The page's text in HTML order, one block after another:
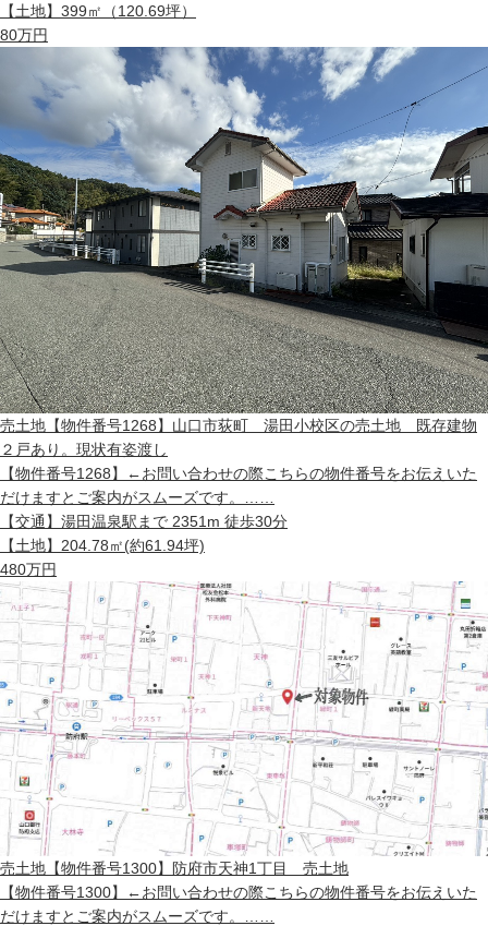
【土地】 399㎡（120.69坪）
80万円
売土地 【物件番号1268】山口市荻町 湯田小校区の売土地 既存建物
２戸あり。現状有姿渡し
【物件番号1268】←お問い合わせの際こちらの物件番号をお伝えいた
だけますとご案内がスムーズです。……
【交通】 湯田温泉駅まで 2351m 徒歩30分
【土地】 204.78㎡(約61.94坪)
480万円
売土地 【物件番号1300】防府市天神1丁目 売土地
【物件番号1300】←お問い合わせの際こちらの物件番号をお伝えいた
だけますとご案内がスムーズです。……